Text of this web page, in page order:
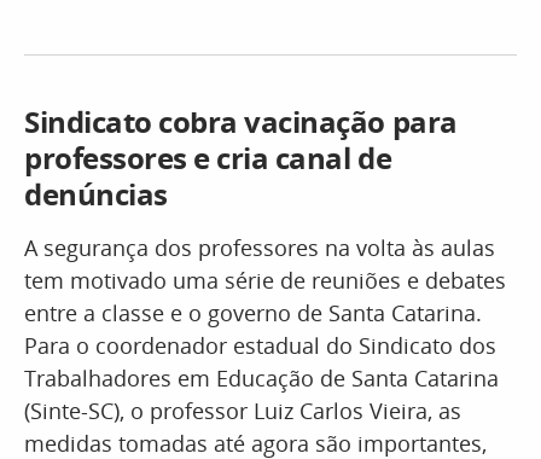
Sindicato cobra vacinação para
professores e cria canal de
denúncias
A segurança dos professores na volta às aulas
tem motivado uma série de reuniões e debates
entre a classe e o governo de Santa Catarina.
Para o coordenador estadual do Sindicato dos
Trabalhadores em Educação de Santa Catarina
(Sinte-SC), o professor Luiz Carlos Vieira, as
medidas tomadas até agora são importantes,